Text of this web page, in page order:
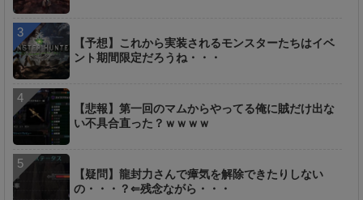
【予想】これから実装されるモンスターたちはイベ
ント期間限定だろうね・・・
【悲報】第一回のマムからやってる俺に賊だけ出な
い不具合直った？ｗｗｗｗ
【疑問】龍封力さんで瘴気を解除できたりしない
の・・・？⇐残念ながら・・・